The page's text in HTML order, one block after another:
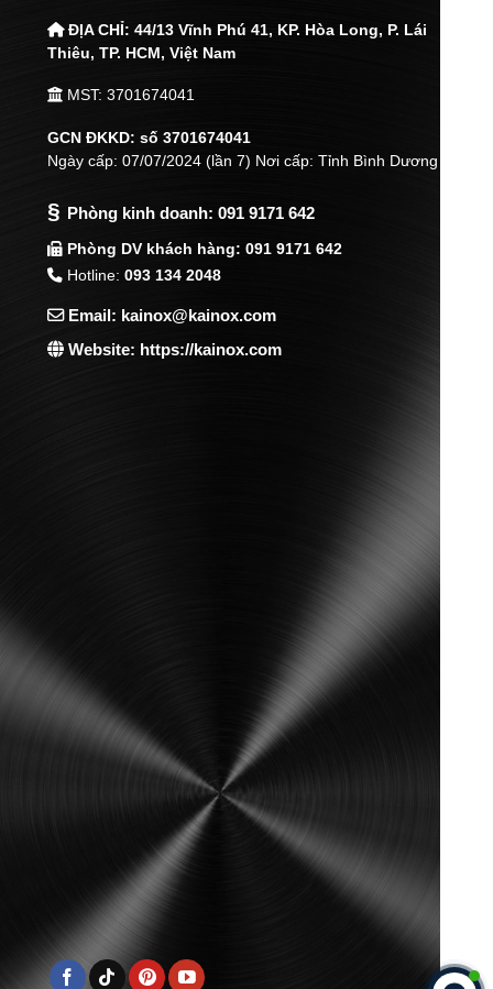
ĐỊA CHỈ:44/13 Vĩnh Phú 41, KP. Hòa Long, P. Lái
Thiêu,TP. HCM, Việt Nam
MST: 3701674041
GCN ĐKKD: số 3701674041
Ngày cấp: 07/07/2024 (lần 7) Nơi cấp: Tỉnh Bình Dương
§ Phòng kinh doanh: 091 9171 642
Phòng DV khách hàng: 091 9171 642
Hotline:093 134 2048
Email: kainox@kainox.com
Website: https://kainox.com